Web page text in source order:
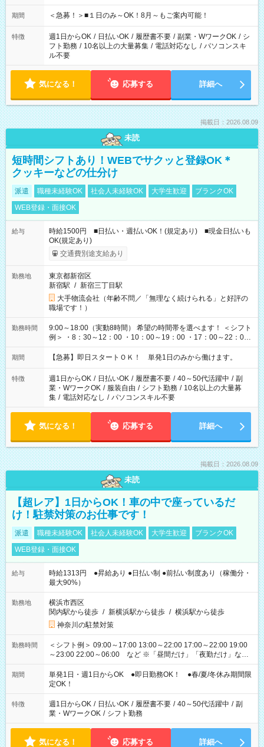
etc ★最短で3時間で5,120円のお仕事から 15時間で2万円近く稼
げるお仕事も！ ご希望のお時間に合わせてご紹介！ ※シフトは
ください！
期間 ＜急募！＞■１日のみ～OK！8月～もご案内可能！
特徴 週1日からOK / 日払いOK / 履歴書不要 / 副業・WワークOK / シ
フト勤務 / 10名以上の大量募集 / 電話対応なし / パソコンスキ
ル不要
気になる！ 応募する 詳細へ
掲載日：2026.08.09
未読
短時間シフトあり！WEBでサクッと登録OK＊
クッキーなどの仕分け
派遣 職種未経験OK 社会人未経験OK 大学生歓迎
ブランクOK
WEB登録・面接OK
給与
時給1500円 ■日払い・週払いOK！(規定あり) ■現金日払いも
OK(規定あり)
交通費別途支給あり
勤務地
東京都新宿区
新宿駅 / 新宿三丁目駅
大手物流会社（年齢不問／「無理なく続けられる」と好評の
職場です！）
勤務時間
9:00～18:00（実動8時間） 希望の時間帯を選べます！ ＜シフト
例＞ ・8：30～12：00 ・10：00～19：00 ・17：00～22：00
・13：00～22：00 ・22：00～翌6：00 など
期間 【急募】即日スタートＯＫ！ 単発1日のみから働けます。
特徴 週1日からOK / 日払いOK / 履歴書不要 / 40～50代活躍中 / 副
業・WワークOK / 服装自由 / シフト勤務 / 10名以上の大量募
集 / 電話対応なし / パソコンスキル不要
気になる！ 応募する 詳細へ
掲載日：2026.08.09
未読
【超レア】1日からOK！車の中で座っているだ
け！駐禁対策のお仕事です！
派遣 職種未経験OK 社会人未経験OK 大学生歓迎
ブランクOK
WEB登録・面接OK
給与
時給1313円 ●昇給あり ●日払い制 ●前払い制度あり（稼働分・
最大90%）
勤務地
横浜市西区
関内駅から徒歩 / 新横浜駅から徒歩 / 横浜駅から徒歩
神奈川の駐禁対策
勤務時間
＜シフト例＞ 09:00～17:00 13:00～22:00 17:00～22:00 19:00
～23:00 22:00～06:00 など ※「昼間だけ」「夜勤だけ」など
の希望OK
期間
単発1日・週1日からOK ●即日勤務OK！ ●春/夏/冬休み期間限
定OK！
特徴 週1日からOK / 日払いOK / 履歴書不要 / 40～50代活躍中 / 副
業・WワークOK / シフト勤務
気になる！ 応募する 詳細へ